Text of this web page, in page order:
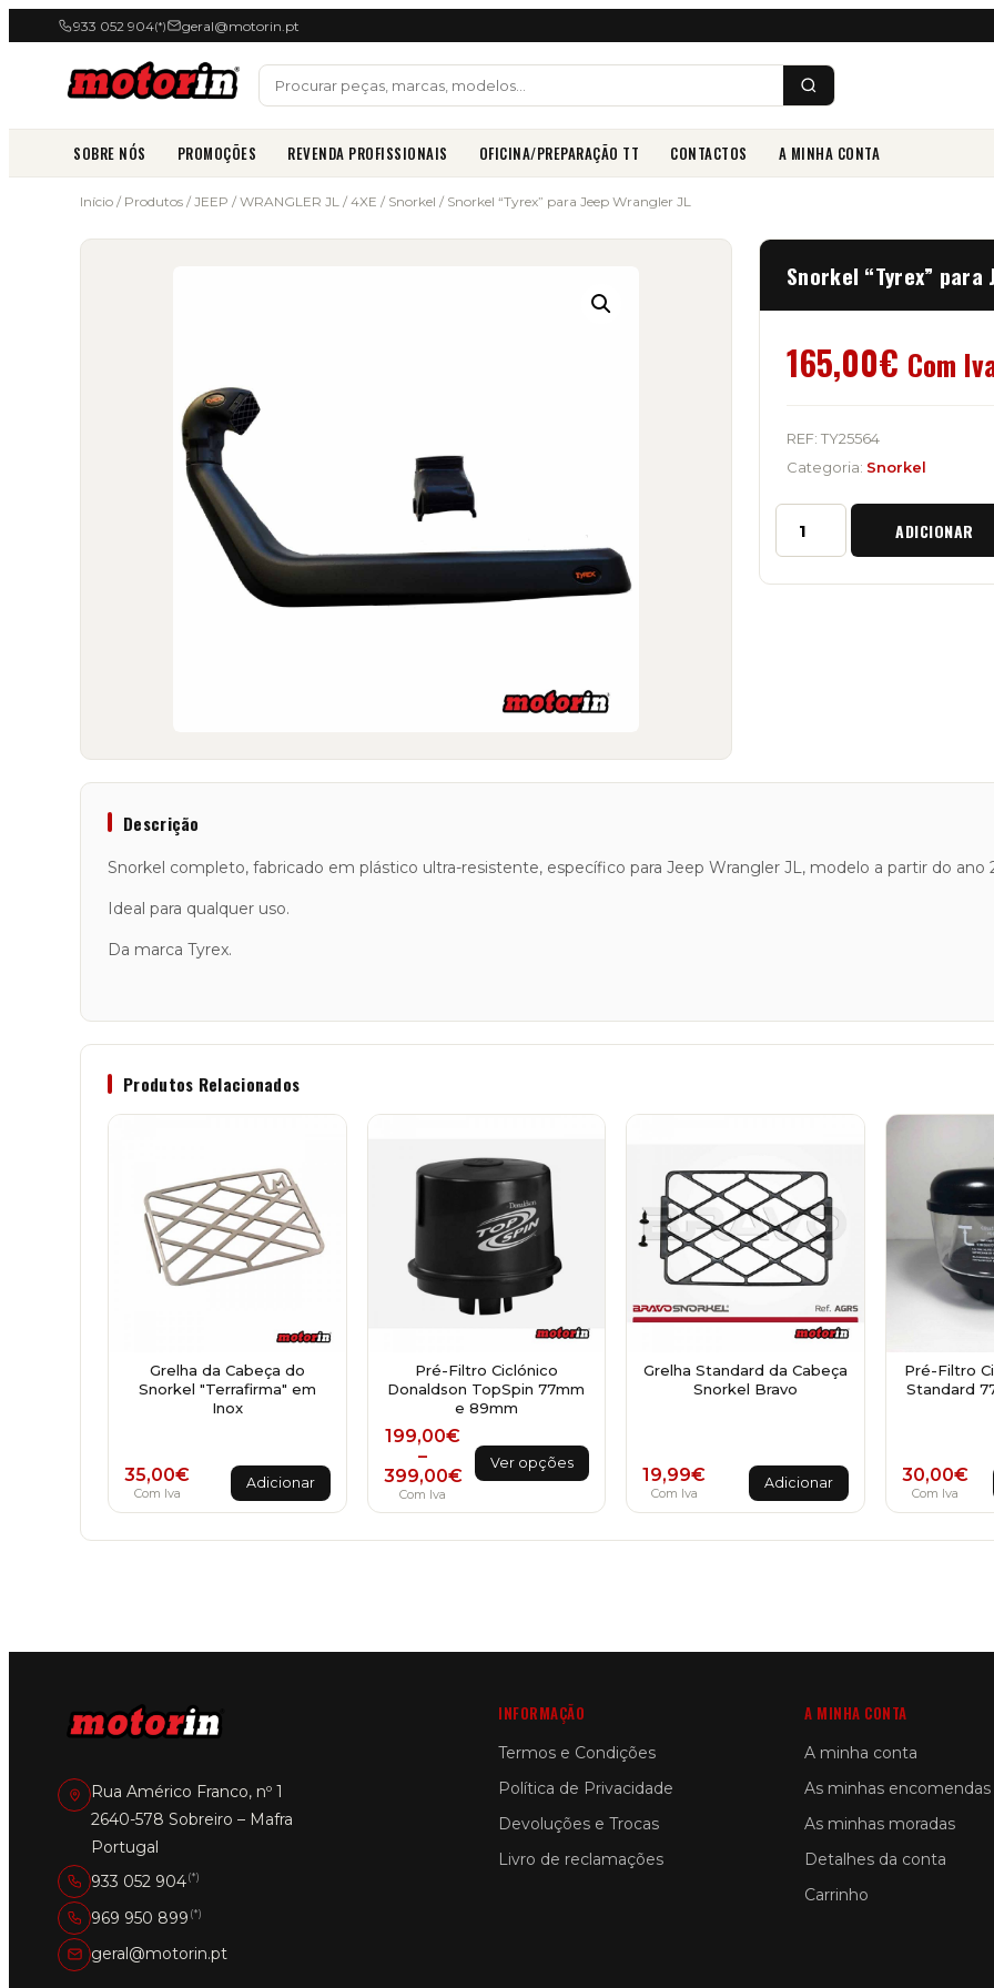
933 052 904(*) geral@motorin.pt
SOBRE NÓS PROMOÇÕES REVENDA PROFISSIONAIS OFICINA/PREPARAÇÃO TT CONTACTOS A MINHA CONTA
Início / Produtos / JEEP / WRANGLER JL / 4XE / Snorkel / Snorkel “Tyrex” para Jeep Wrangler JL
Snorkel “Tyrex” para
165,00€ Com
REF: TY25564
Categoria: Snorkel
Quantidade
Snorkel
ADICIONAR
Descrição
Snorkel completo, fabricado em plástico ultra-resistente, específico para Jeep Wrangler JL, modelo a partir do ano
Ideal para qualquer uso.
Da marca Tyrex.
Produtos Relacionados
Grelha da Cabeça do
Snorkel "Terrafirma" em
Inox
35,00€
Com Iva
Adicionar
Pré-Filtro Ciclónico
Donaldson TopSpin 77mm
e 89mm
199,00€
–
399,00€
Price range: 199,00€ through 399,00€
Com Iva
Ver opções
This
product
multiple
variants.
product
Grelha Standard da Cabeça
Snorkel Bravo
19,99€
Com Iva
Adicionar
Pré-Filtro
Standard
30,00€
Com Iva
Rua Américo Franco, nº 1
2640-578 Sobreiro – Mafra
Portugal
933 052 904(*)
969 950 899 (*)
geral@motorin.pt
INFORMAÇÃO
Termos e Condições
Política de Privacidade
Devoluções e Trocas
Livro de reclamações
A MINHA CONTA
A minha conta
As minhas encomendas
As minhas moradas
Detalhes da conta
Carrinho